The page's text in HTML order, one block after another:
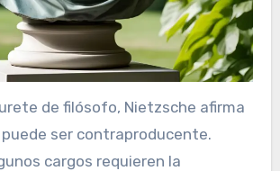
de filósofo, Nietzsche afirma
ser contraproducente.
cargos requieren la